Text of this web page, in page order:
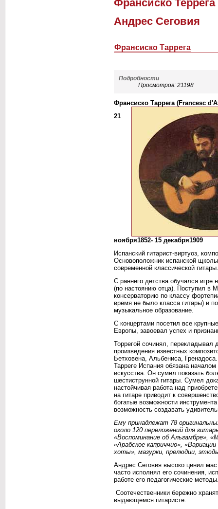
Франсиско Террега
Андрес Сеговия
Франсиско Таррега
Подробности
Просмотров: 21198
Франсиско Таррега (Francesc
21
ноября1852- 15 декабря1909
Испанский гитарист-виртуоз,
Основоположник испанской
современной классической гитары.
С раннего детства обучался игре
(по настоянию отца). Поступил в
консерваторию по классу
время не было класса гитары) и
музыкальное образование.
С концертами посетил все
Европы, завоевал успех и
Торрегой сочинял, перекладывал
произведения известных
Бетховена, Альбениса,
Тарреге Испания обязана началом
искусства. Он сумел показать
шестиструнной гитары. Сумел
настойчивая работа над
на гитаре приводит к
богатые возможности
возможность создавать
Ему принадлежат 78
около 120 переложений для
«Воспоминание об Альгамбре»,
«Арабское каприччио»,
хоты», мазурки, прелюдии,
Андрес Сеговия высоко ценил
часто исполнял его сочинения,
работе его педагогические
Соотечественники бережно
выдающемся гитаристе.